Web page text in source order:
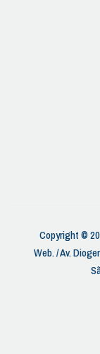
Copyright ©
Web. / Av.